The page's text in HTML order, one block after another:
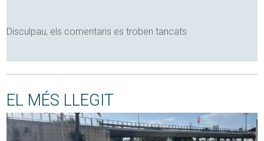
Disculpau, els comentaris es troben tancats
EL MÉS LLEGIT